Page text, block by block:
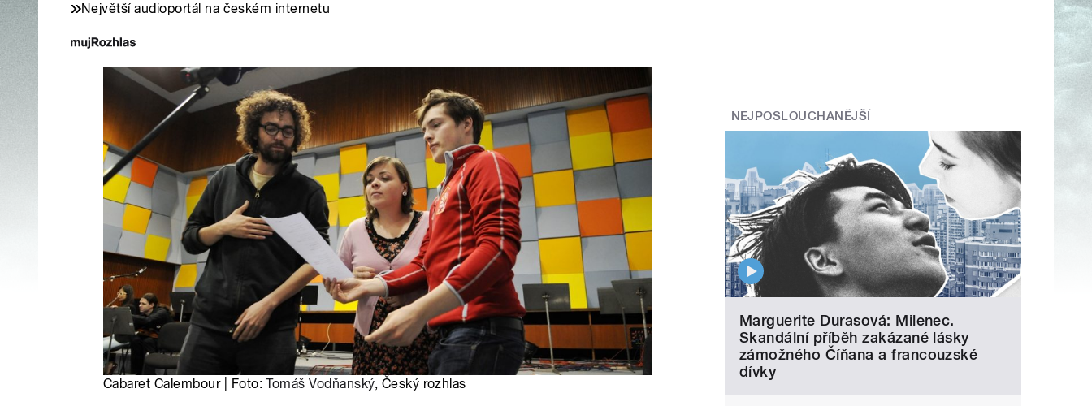
Největší audioportál na českém internetu
Cabaret Calembour | Foto:Tomáš Vodňanský, Český rozhlas
NEJPOSLOUCHANĚJŠÍ
Marguerite Durasová: Milenec.
Skandální příběh zakázané lásky
zámožného Číňana a francouzské
dívky